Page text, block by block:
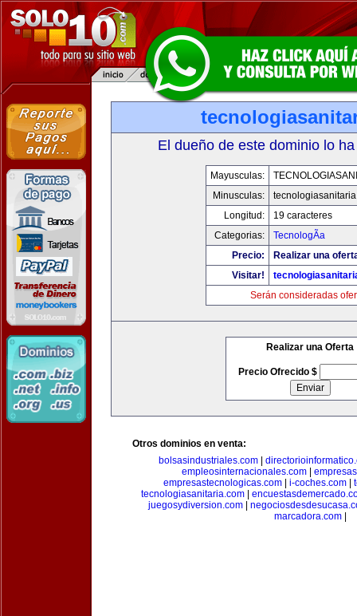
El dueño de este dominio lo
Mayusculas:
Minusculas:
Longitud:
19 caracteres
Categorias:
TecnologÃ­a
Precio:
Realizar una
Visitar!
Serán consideradas
Realizar una Oferta
Precio Ofrecido $
Otros dominios en venta:
bolsasindustriales.com
empleosinternacionales.com
empresastecnologicas.com
i-coches.com
tecnologiasanitaria.com|
juegosydiversion.com
marcadora.com|